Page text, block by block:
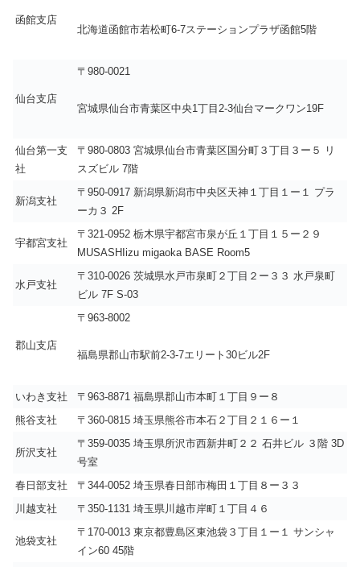
函館支店
北海道函館市若松町6-7ステーションプラザ函館5階
仙台支店
〒980-0021
宮城県仙台市青葉区中央1丁目2-3仙台マークワン19F
仙台第一支
社
〒980-0803 宮城県仙台市青葉区国分町３丁目３ー５ リ
スズビル 7階
新潟支社
〒950-0917 新潟県新潟市中央区天神１丁目１ー１ プラ
ーカ３ 2F
宇都宮支社
〒321-0952 栃木県宇都宮市泉が丘１丁目１５ー２９
MUSASHIizu migaoka BASE Room5
水戸支社
〒310-0026 茨城県水戸市泉町２丁目２ー３３ 水戸泉町
ビル 7F S-03
郡山支店
〒963-8002
福島県郡山市駅前2-3-7エリート30ビル2F
いわき支社
〒963-8871 福島県郡山市本町１丁目９ー８
熊谷支社
〒360-0815 埼玉県熊谷市本石２丁目２１６ー１
所沢支社
〒359-0035 埼玉県所沢市西新井町２２ 石井ビル ３階 3D
号室
春日部支社
〒344-0052 埼玉県春日部市梅田１丁目８ー３３
川越支社
〒350-1131 埼玉県川越市岸町１丁目４６
池袋支社
〒170-0013 東京都豊島区東池袋３丁目１ー１ サンシャ
イン60 45階